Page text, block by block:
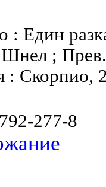
: Един
Шнел ;
: Скорпио,
277-8